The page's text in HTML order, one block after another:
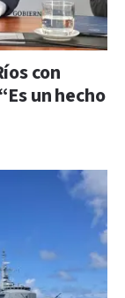
con
un hecho